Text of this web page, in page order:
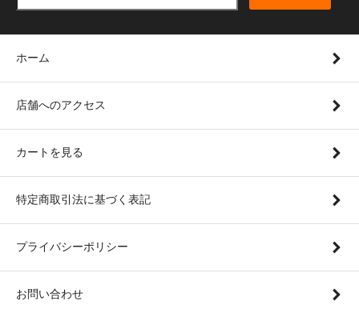
ホーム
店舗へのアクセス
カートを見る
特定商取引法に基づく表記
プライバシーポリシー
お問い合わせ